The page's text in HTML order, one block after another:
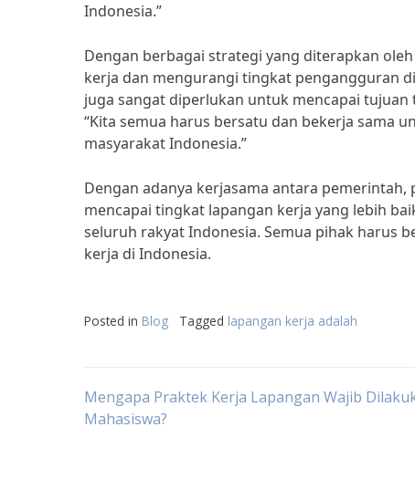
Indonesia.”
Dengan berbagai strategi yang diterapkan
kerja dan mengurangi tingkat pengangguran
juga sangat diperlukan untuk mencapai
“Kita semua harus bersatu dan bekerja sama
masyarakat Indonesia.”
Dengan adanya kerjasama antara
mencapai tingkat lapangan kerja yang lebih
seluruh rakyat Indonesia. Semua pihak harus
kerja di Indonesia.
Posted in Blog Tagged lapangan kerja adalah
Post
Mengapa Praktek Kerja Lapangan Wajib
Mahasiswa?